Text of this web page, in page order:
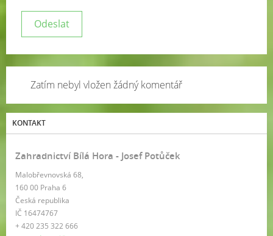
Zatím nebyl vložen žádný komentář
KONTAKT
Zahradnictví Bílá Hora - Josef Potůček
Malobřevnovská 68,
160 00 Praha 6
Česká republika
IČ 16474767
+ 420 235 322 666